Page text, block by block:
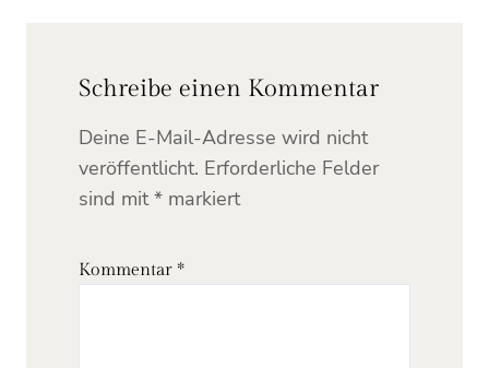
Schreibe einen Kommentar
Deine E-Mail-Adresse wird nicht
veröffentlicht. Erforderliche Felder
sind mit* markiert
Kommentar *